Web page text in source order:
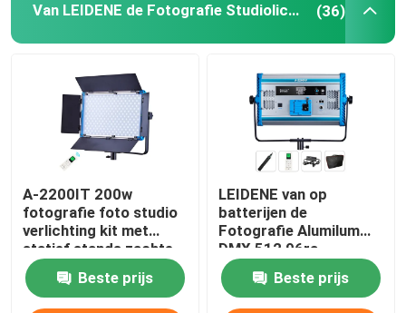
Van LEIDENE de Fotografie Studiolichten (36)
A-2200IT 200w
fotografie foto studio
verlichting kit met
statief stands zachte
led vul licht volledig
ingesteld voor live
stream
Beste prijs
LEIDENE van op
batterijen de
Fotografie Alumilum
DMX 512 96ra
Studiolichten
Beste prijs